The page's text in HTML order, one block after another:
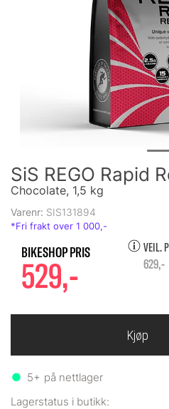
SiS REGO Rapid
Chocolate, 1,5 kg
Varenr: SIS131894
529,-
VEIL.
629,-
5+ på nettlager
Kjøp